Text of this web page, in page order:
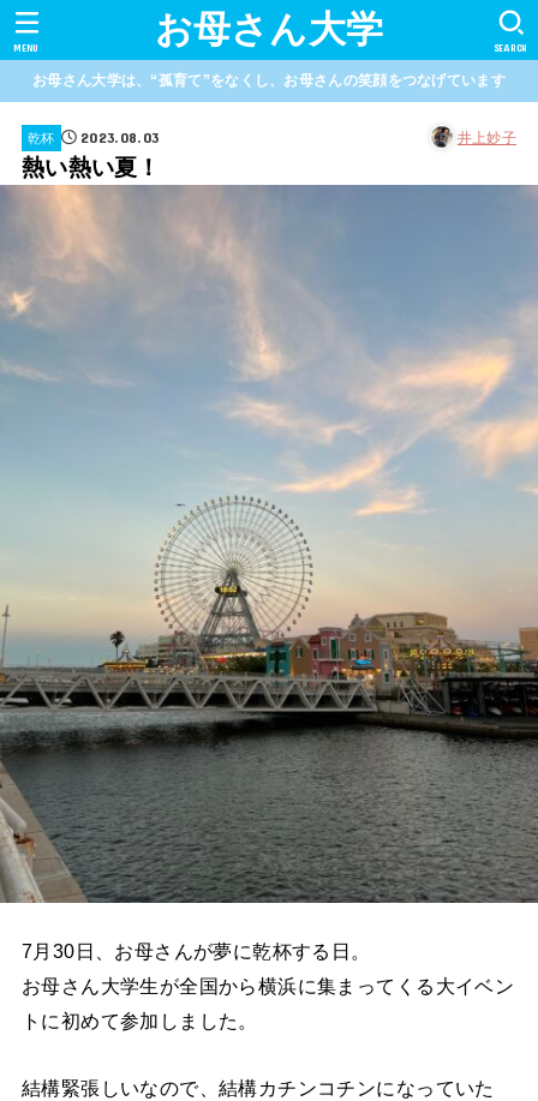
お母さん大学 SEARCH
MENU
お母さん大学は、“孤育て”をなくし、お母さんの笑顔をつなげています
乾杯 2023.08.03 井上妙子
熱い熱い夏！
7月30日、お母さんが夢に乾杯する日。
お母さん大学生が全国から横浜に集まってくる大イベン
トに初めて参加しました。
結構緊張しいなので、結構カチンコチンになっていた